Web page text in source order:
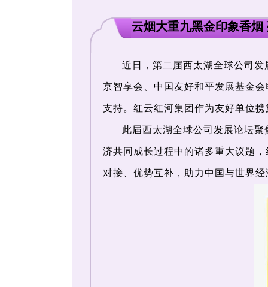
云烟大重九黑金印象香
近日，第二届西太湖全球公司
京智享会、中国友好和平发展基金
支持。红云红河集团作为友好单位
此届西太湖全球公司发展论坛
济共同成长过程中的诸多重大议题
对接、优势互补，助力中国与世界